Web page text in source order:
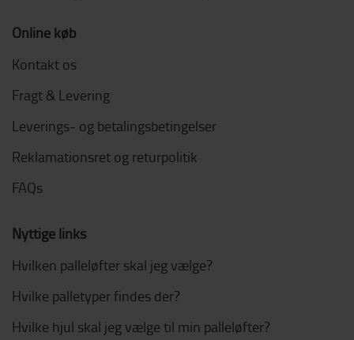
Online køb
Kontakt os
Fragt & Levering
Leverings- og betalingsbetingelser
Reklamationsret og returpolitik
FAQs
Nyttige links
Hvilken palleløfter skal jeg vælge?
Hvilke palletyper findes der?
Hvilke hjul skal jeg vælge til min palleløfter?